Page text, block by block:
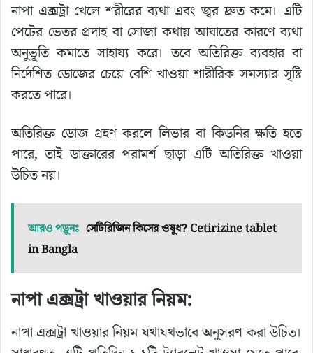
নাপা এক্সট্রা খেলে শরীরের ব্যথা এবং জ্বর দ্রুত কমে। এটি
পেটের ভেতর প্রদাহ বা সোজা কথায় আঘাতের কারণে ব্যথা
অনুভূতি কমাতে সাহায্য করে। তবে অতিরিক্ত ব্যবহার বা
নির্দেশিত ডোজের চেয়ে বেশি খাওয়া শারীরিক সমস্যার সৃষ্টি
করতে পারে।
অতিরিক্ত ডোজ গ্রহণ করলে লিভার বা কিডনির ক্ষতি হতে
পারে, তাই ডাক্তারের পরামর্শ ছাড়া এটি অতিরিক্ত খাওয়া
উচিত নয়।
আরও পড়ুনঃ সেটিরিজিন কিসের ওষুধ? Cetirizine tablet
in Bangla
নাপা এক্সট্রা খাওয়ার নিয়ম:
নাপা এক্সট্রা খাওয়ার নিয়ম যথাযথভাবে অনুসরণ করা উচিত।